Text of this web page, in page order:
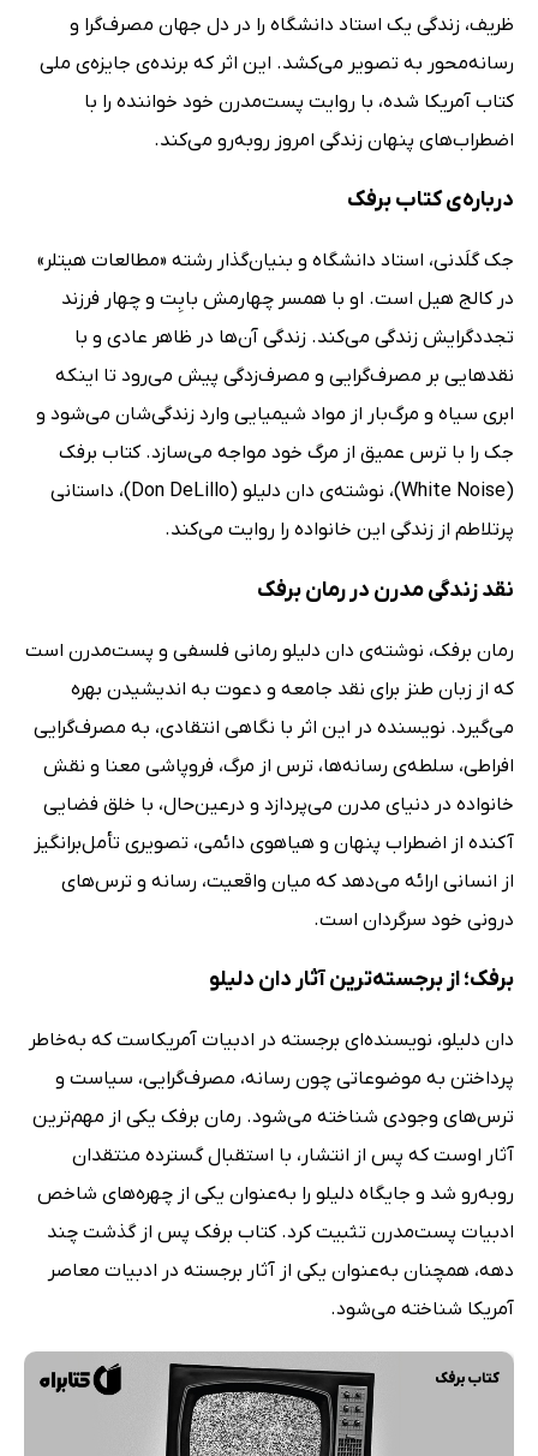
ظریف، زندگی یک استاد دانشگاه را در دل جهان مصرف‌گرا و
رسانه‌محور به تصویر می‌کشد. این اثر که برنده‌ی جایزه‌ی ملی
کتاب آمریکا شده، با روایت پست‌مدرن خود خواننده را با
اضطراب‌های پنهان زندگی امروز روبه‌رو می‌کند.
درباره‌ی کتاب برفک
جک گلَدنی، استاد دانشگاه و بنیان‌گذار رشته «مطالعات هیتلر»
در کالج هیل است. او با همسر چهارمش بابِت و چهار فرزند
تجددگرایش زندگی می‌کند. زندگی آن‌ها در ظاهر عادی و با
نقدهایی بر مصرف‌گرایی و مصرف‌زدگی پیش می‌رود تا اینکه
ابری سیاه و مرگ‌بار از مواد شیمیایی وارد زندگی‌شان می‌شود و
جک را با ترس عمیق از مرگ خود مواجه می‌سازد. کتاب برفک
(White Noise)، نوشته‌ی دان دلیلو (Don DeLillo)، داستانی
پرتلاطم از زندگی این خانواده را روایت می‌کند.
نقد زندگی مدرن در رمان برفک
رمان برفک، نوشته‌ی دان دلیلو رمانی فلسفی و پست‌مدرن است
که از زبان طنز برای نقد جامعه و دعوت به اندیشیدن بهره
می‌گیرد. نویسنده در این اثر با نگاهی انتقادی، به مصرف‌گرایی
افراطی، سلطه‌ی رسانه‌ها، ترس از مرگ، فروپاشی معنا و نقش
خانواده در دنیای مدرن می‌پردازد و درعین‌حال، با خلق فضایی
آکنده از اضطراب پنهان و هیاهوی دائمی، تصویری تأمل‌برانگیز
از انسانی ارائه می‌دهد که میان واقعیت، رسانه و ترس‌های
درونی خود سرگردان است.
برفک؛ از برجسته‌ترین آثار دان دلیلو
دان دلیلو، نویسنده‌ای برجسته در ادبیات آمریکاست که به‌خاطر
پرداختن به موضوعاتی چون رسانه، مصرف‌گرایی، سیاست و
ترس‌های وجودی شناخته می‌شود. رمان برفک یکی از مهم‌ترین
آثار اوست که پس از انتشار، با استقبال گسترده منتقدان
روبه‌رو شد و جایگاه دلیلو را به‌عنوان یکی از چهره‌های شاخص
ادبیات پست‌مدرن تثبیت کرد. کتاب برفک پس از گذشت چند
دهه، همچنان به‌عنوان یکی از آثار برجسته در ادبیات معاصر
آمریکا شناخته می‌شود.